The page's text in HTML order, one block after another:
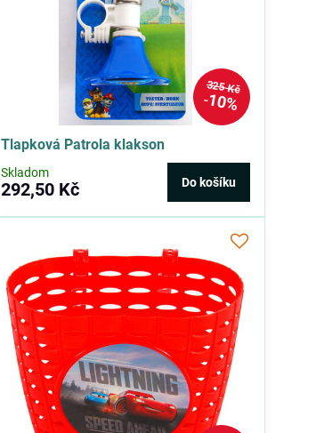
325 Kč
10%
Tlapková Patrola klakson
Skladom
292,50 Kč Do košíku